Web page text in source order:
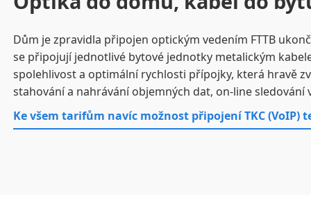
Dům je zpravidla připojen optickým vedením FTTB
se připojují jednotlivé bytové jednotky metalickým
spolehlivost a optimální rychlosti přípojky, která hravě
stahování a nahrávání objemných dat, on-line sledování
Ke všem tarifům navíc možnost připojení TKC (VoIP)